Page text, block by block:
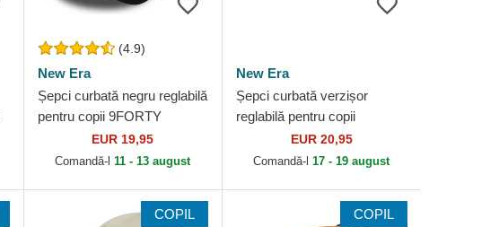
(4.9)
New Era
Șepci curbată negru reglabilă
pentru copii 9FORTY
Essential de New York
Yankees MLB de New Era
EUR 19,95
Comandă-l11 - 13 august
New Era
Șepci curbată verzișor
reglabilă pentru copii
9FORTY Dino Icon de New
York Yankees MLB de New
EUR 20,95
Comandă-l17 - 19 august
COPIL COPIL